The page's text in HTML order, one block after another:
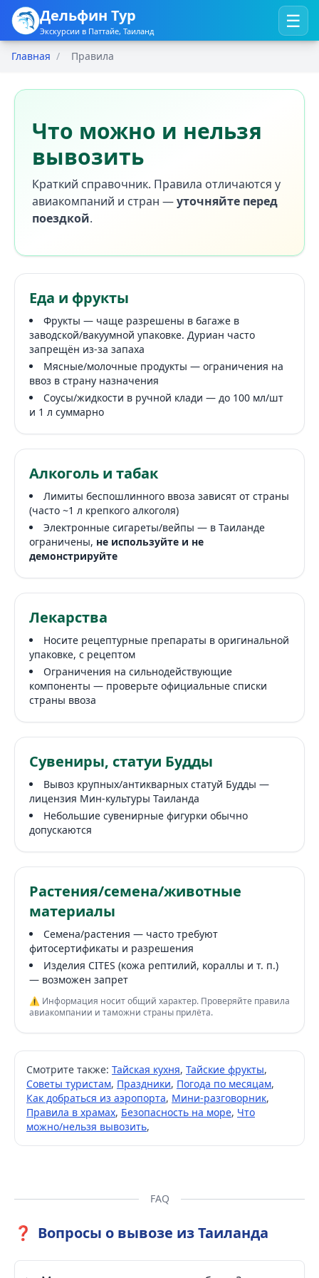
Дельфин Тур
Экскурсии в Паттайе, Таиланд ☰
Главная / Правила
Что можно и нельзя
вывозить
Краткий справочник. Правила отличаются у
авиакомпаний и стран —уточняйте перед
поездкой.
Еда и фрукты
Фрукты — чаще разрешены в багаже в
заводской/вакуумной упаковке. Дуриан часто
запрещён из-за запаха
Мясные/молочные продукты — ограничения на
ввоз в страну назначения
Соусы/жидкости в ручной клади — до 100 мл/шт
и 1 л суммарно
Алкоголь и табак
Лимиты беспошлинного ввоза зависят от страны
(часто ~1 л крепкого алкоголя)
Электронные сигареты/вейпы — в Таиланде
ограничены, не используйте и не
демонстрируйте
Лекарства
Носите рецептурные препараты в оригинальной
упаковке, с рецептом
Ограничения на сильнодействующие
компоненты — проверьте официальные списки
страны ввоза
Сувениры, статуи Будды
Вывоз крупных/антикварных статуй Будды —
лицензия Мин-культуры Таиланда
Небольшие сувенирные фигурки обычно
допускаются
Растения/семена/животные
материалы
Семена/растения — часто требуют
фитосертификаты и разрешения
Изделия CITES (кожа рептилий, кораллы и т. п.)
— возможен запрет
⚠️ Информация носит общий характер. Проверяйте правила
авиакомпании и таможни страны прилёта.
Смотрите также: Тайская кухня, Тайские фрукты,
Советы туристам, Праздники, Погода по месяцам,
Как добраться из аэропорта, Мини-разговорник,
Правила в храмах, Безопасность на море, Что
можно/нельзя вывозить,
FAQ
❓ Вопросы о вывозе из Таиланда